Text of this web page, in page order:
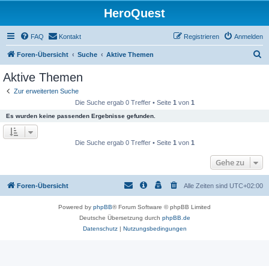
HeroQuest
FAQ Kontakt Anmelden
Registrieren
Foren-Übersicht Suche Aktive Themen
Aktive Themen
Zur erweiterten Suche
Die Suche ergab 0 Treffer • Seite 1 von 1
Es wurden keine passenden Ergebnisse gefunden.
Die Suche ergab 0 Treffer • Seite 1 von 1
Gehe zu
Foren-Übersicht Alle Zeiten sind UTC+02:00
Powered by phpBB® Forum Software © phpBB Limited
Deutsche Übersetzung durch phpBB.de
Datenschutz| Nutzungsbedingungen